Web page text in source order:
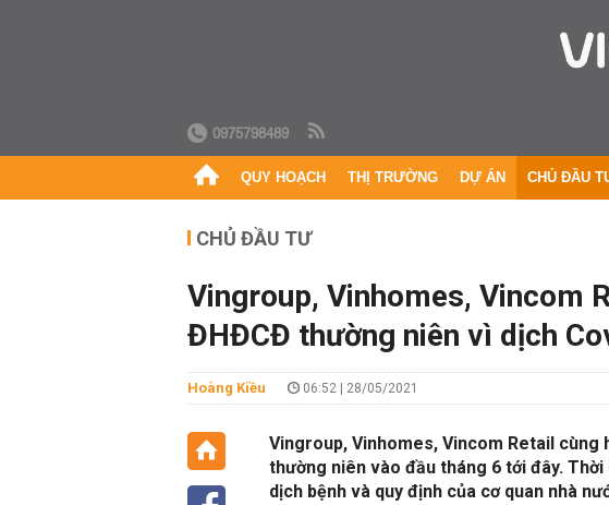
0975798489
QUY HOẠCH THỊ TRƯỜNG DỰ ÁN CHỦ ĐẦU
CHỦ ĐẦU TƯ
Vingroup, Vinhomes, Vincom
ĐHĐCĐ thường niên vì dịch
Hoàng Kiều 06:52 | 28/05/2021
Vingroup, Vinhomes, Vincom Retail cùng
thường niên vào đầu tháng 6 tới đây.
dịch bệnh và quy định của cơ quan nhà